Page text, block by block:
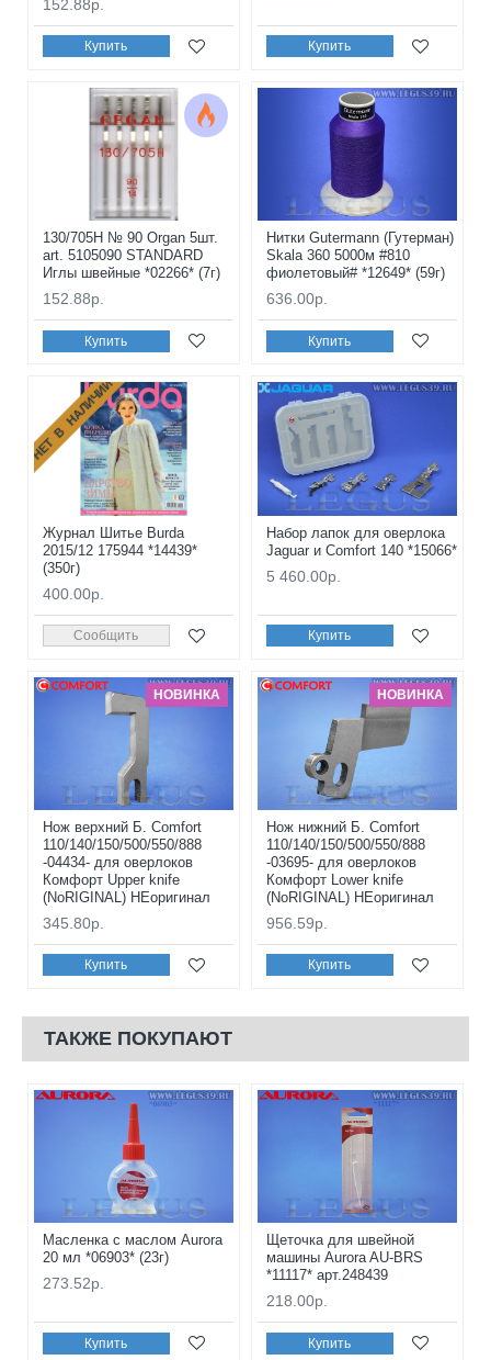
152.88р.
Купить Купить
130/705H № 90 Organ 5шт.
art. 5105090 STANDARD
Иглы швейные *02266* (7г)
152.88р.
Купить
Нитки Gutermann (Гутерман)
Skala 360 5000м #810
фиолетовый# *12649* (59г)
636.00р.
Купить
НЕТ В НАЛИЧИИ
Журнал Шитье Burda
2015/12 175944 *14439*
(350г)
400.00р.
Сообщить
Набор лапок для оверлока
Jaguar и Comfort 140 *15066*
5 460.00р.
Купить
НОВИНКА
Нож верхний Б. Comfort
110/140/150/500/550/888
-04434- для оверлоков
Комфорт Upper knife
(NoRIGINAL) НЕоригинал
345.80р.
Купить
НОВИНКА
Нож нижний Б. Comfort
110/140/150/500/550/888
-03695- для оверлоков
Комфорт Lower knife
(NoRIGINAL) НЕоригинал
956.59р.
Купить
ТАКЖЕ ПОКУПАЮТ
Масленка с маслом Aurora
20 мл *06903* (23г)
273.52р.
Купить
Щеточка для швейной
машины Aurora AU-BRS
*11117* арт.248439
218.00р.
Купить